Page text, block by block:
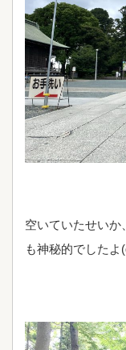
空いていたせいか
も神秘的でしたよ